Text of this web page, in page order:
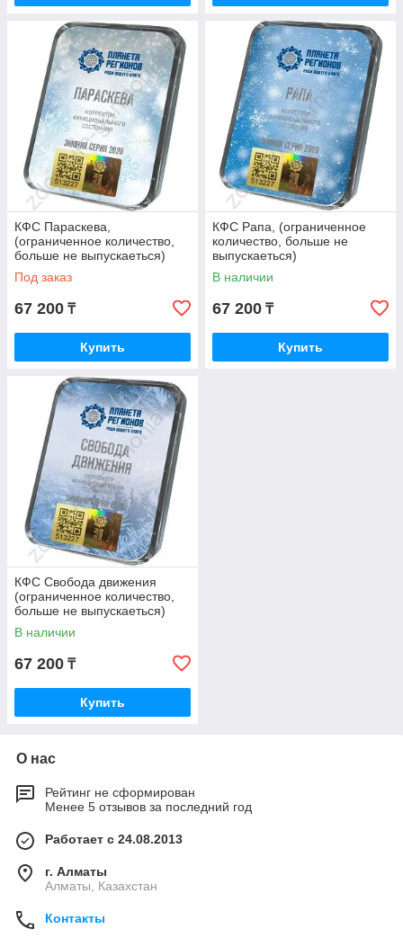
КФС Параскева,
(ограниченное количество,
больше не выпускаеться)
Под заказ
67 200 ₸
Купить
КФС Рапа, (ограниченное
количество, больше не
выпускаеться)
В наличии
67 200 ₸
Купить
КФС Свобода движения
(ограниченное количество,
больше не выпускаеться)
В наличии
67 200 ₸
Купить
О нас
Рейтинг не сформирован
Менее 5 отзывов за последний год
Работает с 24.08.2013
г. Алматы
Алматы, Казахстан
Контакты